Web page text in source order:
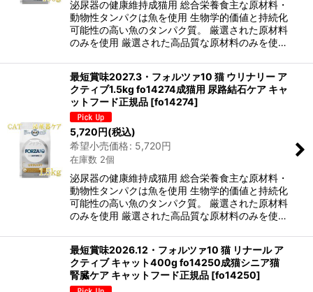
泌尿器の健康維持成猫用 総合栄養食主な原材料・
動物性タンパクは魚を使用 生物学的価値と持続化
可能性の高い魚のタンパク質。 厳選された原材料
のみを使用 厳選された高品質な原材料のみを使…
最短賞味2027.3・フォルツァ10 猫 ウリナリー ア
クティブ1.5kg fo14274成猫用 尿路結石ケア キャ
ットフード正規品 [fo14274]
5,720 円(税込)
希望小売価格: 5,720円
在庫数 2個
泌尿器の健康維持成猫用 総合栄養食主な原材料・
動物性タンパクは魚を使用 生物学的価値と持続化
可能性の高い魚のタンパク質。 厳選された原材料
のみを使用 厳選された高品質な原材料のみを使…
最短賞味2026.12・フォルツァ10 猫 リナール ア
クティブ キャット400g fo14250成猫シニア猫
腎臓ケア キャットフード正規品 [fo14250]